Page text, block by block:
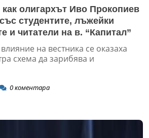
олигархът Иво Прокопиев
студентите, лъжейки
и читатели на в. “Капитал”
на вестника се оказаха
схема да зарибява и
0коментара